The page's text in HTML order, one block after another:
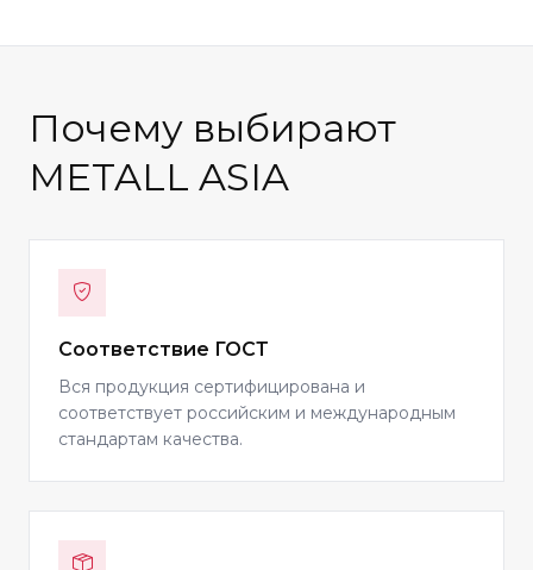
Почему выбирают
METALL ASIA
Соответствие ГОСТ
Вся продукция сертифицирована и
соответствует российским и международным
стандартам качества.